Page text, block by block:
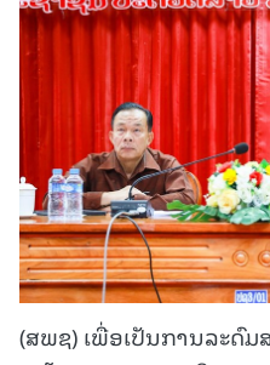
(ສພຊ) ເພື່ອເປັນການລະດົ